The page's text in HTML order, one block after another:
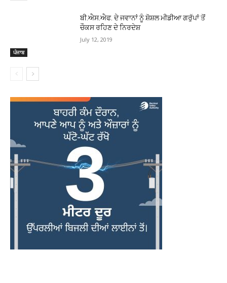
ਪੰਜਾਬ
ਬੀ.ਐਸ.ਐਫ. ਦੇ ਜਵਾਨਾਂ ਨੂੰ ਸ਼ੋਸ਼ਲ ਮੀਡੀਆ ਗਰੁੱਪਾਂ ਤੋਂ
ਚੌਕਸ ਰਹਿਣ ਦੇ ਨਿਰਦੇਸ਼
July 12, 2019